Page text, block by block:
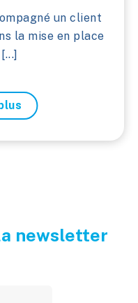
un client
la mise en place
newsletter